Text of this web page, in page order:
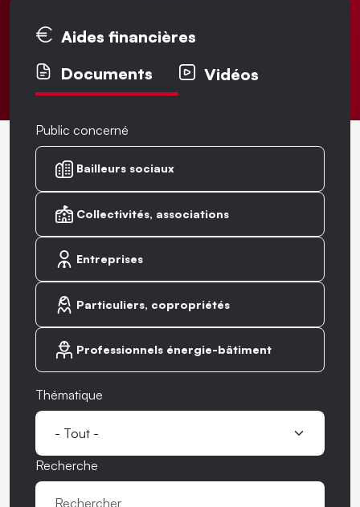
Onglets principaux
Aides financières
Documents
Vidéos
Public concerné
Bailleurs sociaux
Collectivités, associations
Entreprises
Particuliers, copropriétés
Professionnels énergie-bâtiment
Thématique
Recherche